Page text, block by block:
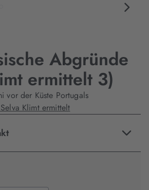
Abgründe
ermittelt 3)
vor der Küste Portugals
Klimt ermittelt